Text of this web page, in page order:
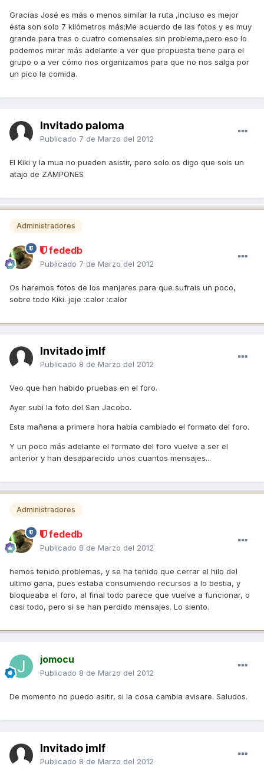
Gracias José es más o menos similar la ruta ,incluso es mejor
ésta son solo 7 kilómetros más;Me acuerdo de las fotos y es muy
grande para tres o cuatro comensales sin problema,pero eso lo
podemos mirar más adelante a ver que propuesta tiene para el
grupo o a ver cómo nos organizamos para que no nos salga por
un pico la comida.
Invitado paloma
Publicado 7 de Marzo del 2012
El Kiki y la mua no pueden asistir, pero solo os digo que sois un
atajo de ZAMPONES
Administradores
fededb
Publicado 7 de Marzo del 2012
Os haremos fotos de los manjares para que sufrais un poco,
sobre todo Kiki. jeje :calor :calor
Invitado jmlf
Publicado 8 de Marzo del 2012
Veo que han habido pruebas en el foro.
Ayer subí la foto del San Jacobo.
Esta mañana a primera hora había cambiado el formato del foro.
Y un poco más adelante el formato del foro vuelve a ser el
anterior y han desaparecido unos cuantos mensajes...
Administradores
fededb
Publicado 8 de Marzo del 2012
hemos tenido problemas, y se ha tenido que cerrar el hilo del
ultimo gana, pues estaba consumiendo recursos a lo bestia, y
bloqueaba el foro, al final todo parece que vuelve a funcionar, o
casi todo, pero si se han perdido mensajes. Lo siento.
jomocu
Publicado 8 de Marzo del 2012
De momento no puedo asitir, si la cosa cambia avisare. Saludos.
Invitado jmlf
Publicado 8 de Marzo del 2012